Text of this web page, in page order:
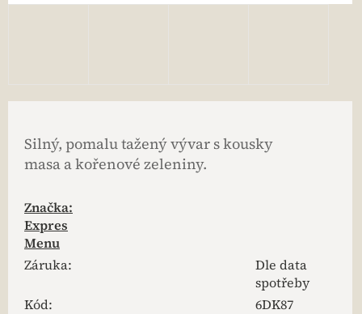
Silný, pomalu tažený vývar s kousky
masa a kořenové zeleniny.
Značka:
Expres
Menu
Záruka:
Dle data
spotřeby
Kód:
6DK87